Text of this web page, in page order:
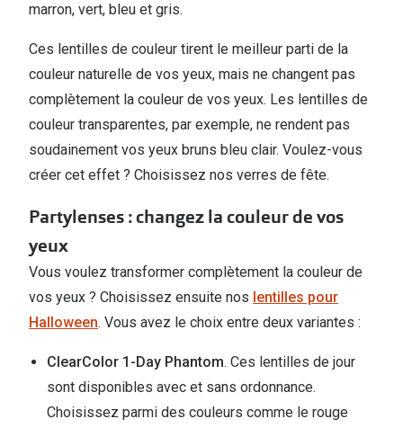
marron, vert, bleu et gris.
Ces lentilles de couleur tirent le meilleur parti de la
couleur naturelle de vos yeux, mais ne changent pas
complètement la couleur de vos yeux. Les lentilles de
couleur transparentes, par exemple, ne rendent pas
soudainement vos yeux bruns bleu clair. Voulez-vous
créer cet effet ? Choisissez nos verres de fête.
Partylenses : changez la couleur de vos
yeux
Vous voulez transformer complètement la couleur de
vos yeux ? Choisissez ensuite nos lentilles pour
Halloween. Vous avez le choix entre deux variantes :
ClearColor 1-Day Phantom. Ces lentilles de jour
sont disponibles avec et sans ordonnance.
Choisissez parmi des couleurs comme le rouge